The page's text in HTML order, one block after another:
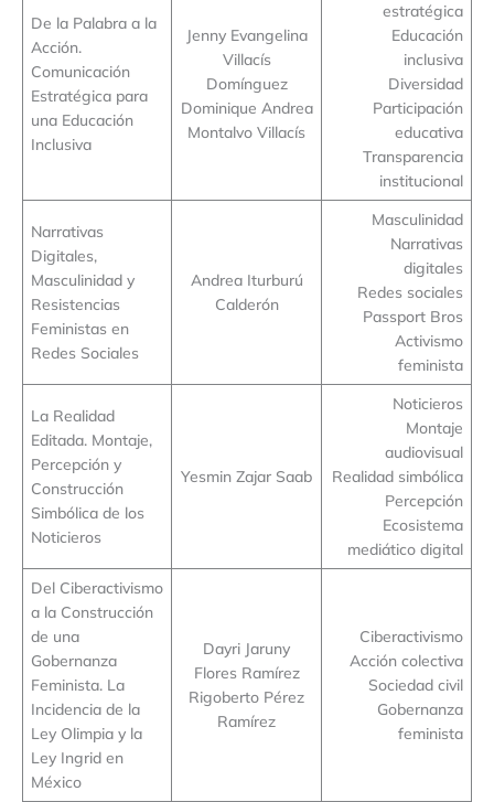
De la Palabra a la
Acción.
Comunicación
Estratégica para
una Educación
Inclusiva
Jenny Evangelina
Villacís
Domínguez
Dominique Andrea
Montalvo Villacís
estratégica
Educación
inclusiva
Diversidad
Participación
educativa
Transparencia
institucional
Narrativas
Digitales,
Masculinidad y
Resistencias
Feministas en
Redes Sociales
Andrea Iturburú
Calderón
Masculinidad
Narrativas
digitales
Redes sociales
Passport Bros
Activismo
feminista
La Realidad
Editada. Montaje,
Percepción y
Construcción
Simbólica de los
Noticieros
Yesmin Zajar Saab
Noticieros
Montaje
audiovisual
Realidad simbólica
Percepción
Ecosistema
mediático digital
Del Ciberactivismo
a la Construcción
de una
Gobernanza
Feminista. La
Incidencia de la
Ley Olimpia y la
Ley Ingrid en
México
Dayri Jaruny
Flores Ramírez
Rigoberto Pérez
Ramírez
Ciberactivismo
Acción colectiva
Sociedad civil
Gobernanza
feminista